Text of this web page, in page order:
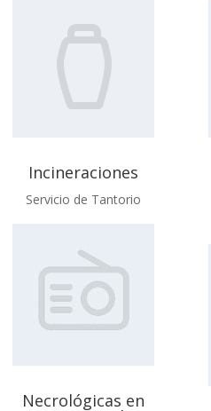
Incineraciones
Servicio de Tantorio
Necrológicas en